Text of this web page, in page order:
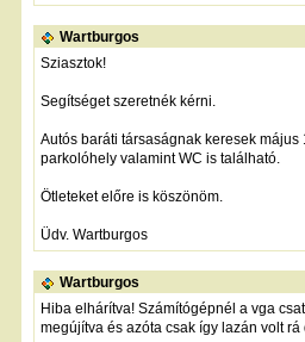
Wartburgos
Sziasztok!
Segítséget szeretnék kérni.
Autós baráti társaságnak keresek
parkolóhely valamint WC is található.
Ötleteket előre is köszönöm.
Üdv. Wartburgos
Wartburgos
Hiba elhárítva! Számítógépnél a vga
megújítva és azóta csak így lazán volt